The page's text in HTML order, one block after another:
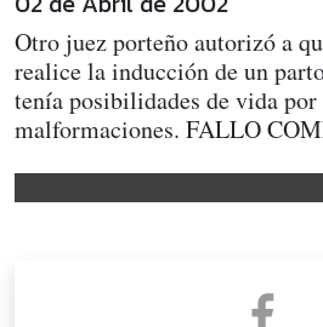
Otro juez porteño autorizó a
realice la inducción de un
tenía posibilidades de vida por
malformaciones. FALLO